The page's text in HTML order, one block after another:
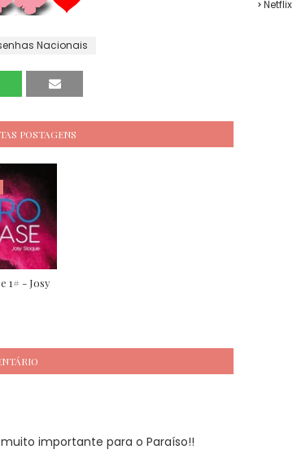
Nacionais
POSTAGENS
1# - Josy
importante para o Paraíso!!
Netflix